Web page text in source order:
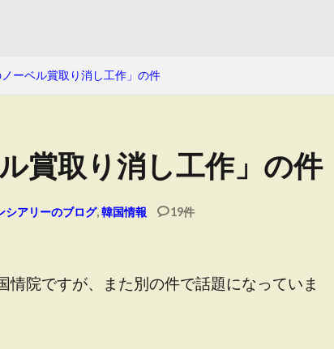
ノーベル賞取り消し工作」の件
賞取り消し工作」の件
シアリーのブログ,韓国情報 19件
情院ですが、また別の件で話題になっていま